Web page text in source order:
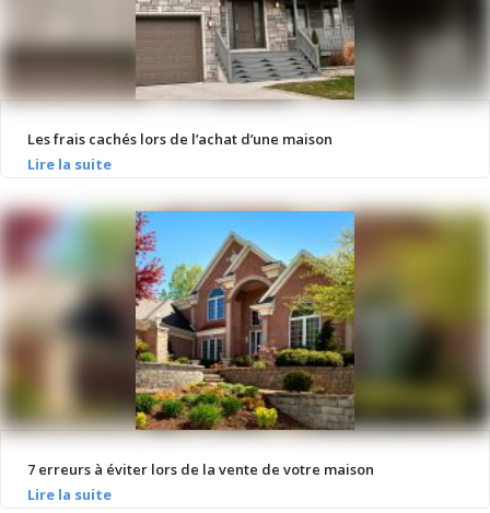
Les frais cachés lors de l’achat d’une maison
7 erreurs à éviter lors de la vente de votre maison